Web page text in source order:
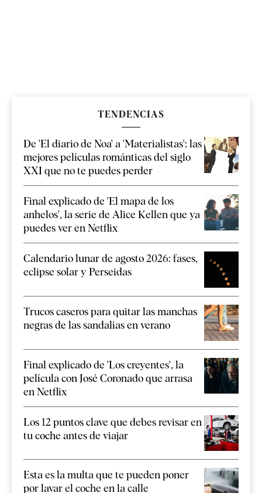
TENDENCIAS
De 'El diario de Noa' a 'Materialistas': las
mejores películas románticas del siglo
XXI que no te puedes perder
Final explicado de 'El mapa de los
anhelos', la serie de Alice Kellen que ya
puedes ver en Netflix
Calendario lunar de agosto 2026: fases,
eclipse solar y Perseidas
Trucos caseros para quitar las manchas
negras de las sandalias en verano
Final explicado de 'Los creyentes', la
película con José Coronado que arrasa
en Netflix
Los 12 puntos clave que debes revisar en
tu coche antes de viajar
Esta es la multa que te pueden poner
por lavar el coche en la calle